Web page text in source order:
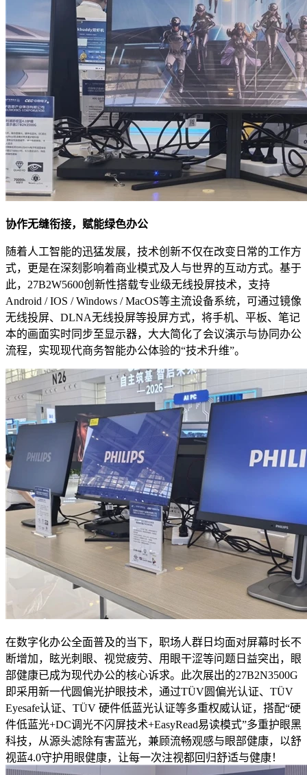
协作无缝衔接，赋能绿色办公
随着人工智能的迅猛发展，技术创新不仅在改变日常的工作方
式，更是在深刻影响着商业模式及人与世界的互动方式。基于
此，27B2W5600创新性搭载专业级无线投屏技术，支持
Android / IOS / Windows / MacOS等主流设备系统，可通过镜像
无线投屏、DLNA无线投屏等投屏方式，将手机、平板、笔记
本的画面实时同步至显示器，大大简化了会议演示与协同办公
流程，实现现代商务智能办公体验的“技术升维”。
在数字化办公全面普及的当下，职场人群日均面对屏幕时长不
断增加，眩光刺眼、视觉疲劳、用眼干涩等问题日益突出，眼
部健康已成为现代办公的核心诉求。此次展出的27B2N3500G
即采用新一代圆偏光护眼技术，通过TÜV圆偏光认证、TÜV
Eyesafe认证、TÜV 硬件低蓝光认证等多重权威认证，搭配“硬
件低蓝光+DC调光不闪屏技术+EasyRead易读模式”多重护眼黑
科技，从源头滤除有害蓝光，兼顾流畅观感与眼部健康，以舒
视蓝4.0守护用眼健康，让每一次注视都回归舒适与健康！